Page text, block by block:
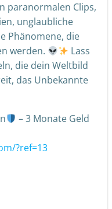
paranormalen Clips,
unglaubliche
Phänomene, die
werden.
Lass
die dein Weltbild
das Unbekannte
– 3 Monate Geld
?ref=13